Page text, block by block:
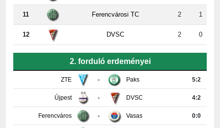
12 DVSC 2 0
ZTE - Paks
Újpest DVSC 4:2
Ferencváros Vasas 0:0
Győr Nyíregyháza 4:0